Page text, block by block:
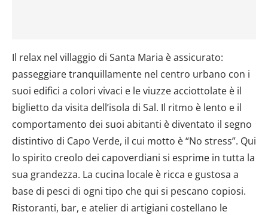
Il relax nel villaggio di Santa Maria è assicurato:
passeggiare tranquillamente nel centro urbano con i
suoi edifici a colori vivaci e le viuzze acciottolate è il
biglietto da visita dell’isola di Sal. Il ritmo è lento e il
comportamento dei suoi abitanti è diventato il segno
distintivo di Capo Verde, il cui motto è “No stress”. Qui
lo spirito creolo dei capoverdiani si esprime in tutta la
sua grandezza. La cucina locale è ricca e gustosa a
base di pesci di ogni tipo che qui si pescano copiosi.
Ristoranti, bar, e atelier di artigiani costellano le